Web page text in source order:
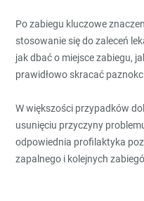
Po zabiegu kluczowe
stosowanie się do zaleceń
jak dbać o miejsce zabiegu,
prawidłowo skracać
W większości przypadków
usunięciu przyczyny
odpowiednia profilaktyka
zapalnego i kolejnych